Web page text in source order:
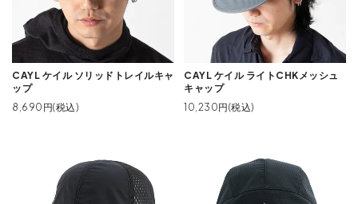
CAYL ケイル ソリッドトレイルキャ
ップ
8,690円(税込)
CAYL ケイル ライトCHKメッシュ
キャップ
10,230円(税込)